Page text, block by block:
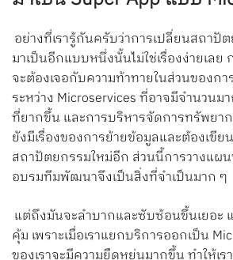
อย่างที่เรารู้กันครับว่าการเปลี่ยนสถา
มาเป็นอีกแบบหนึ่งนั้นไม่ใช่เรื่องง่ายเลย
จะต้องเจอกับความท้าทายในส่วนของก
ระหว่าง Microservices ที่อาจมีจำนวนม
ที่ยากขึ้น และการบริหารจัดการทรัพย
ยังมีเรื่องของการย้ายข้อมูลและต้องเขีย
สถาปัตยกรรมใหม่อีก ส่วนนี้การวางแผ
อบรมทีมพัฒนาจึงเป็นสิ่งที่จำเป็นมาก ๆ
แต่ถึงมันจะลำบากและซับซ้อนขึ้นเยอ
คุ้ม เพราะเมื่อเราแยกบริการออกเป็น